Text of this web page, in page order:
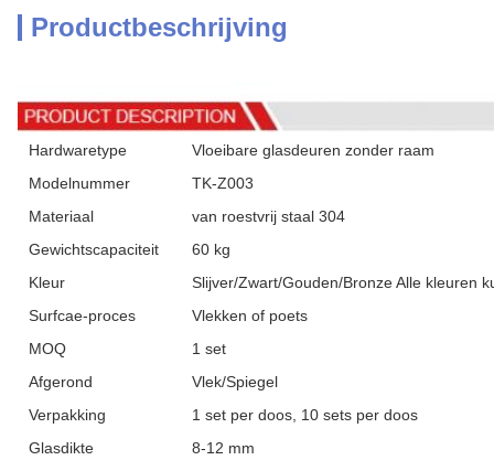
Productbeschrijving
Hardwaretype
Vloeibare glasdeuren zonder raam
Modelnummer
TK-Z003
Materiaal
van roestvrij staal 304
Gewichtscapaciteit
60 kg
Kleur
Slijver/Zwart/Gouden/Bronze Alle kleuren
Surfcae-proces
Vlekken of poets
MOQ
1 set
Afgerond
Vlek/Spiegel
Verpakking
1 set per doos, 10 sets per doos
Glasdikte
8-12 mm